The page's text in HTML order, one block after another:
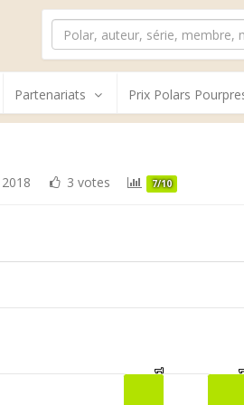
Partenariats Prix Polars
2018 3 votes 7/10
1
1